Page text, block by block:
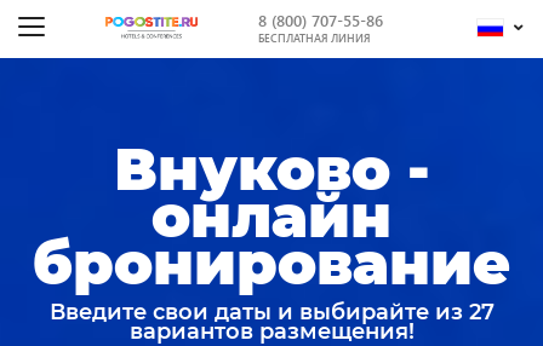
8 (800) 707-55-86
БЕСПЛАТНАЯ ЛИНИЯ
Внуково -
онлайн
бронирование
Введите свои даты и выбирайте из 27
вариантов размещения!